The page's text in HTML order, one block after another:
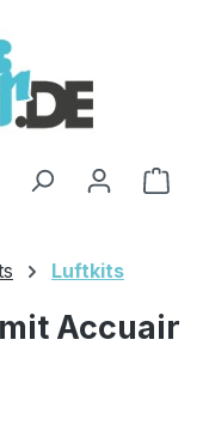
Luftkits
Accuair